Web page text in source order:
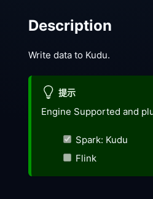
Description
Write data to Kudu.
提示
Engine Supported and
Spark: Kudu
Flink